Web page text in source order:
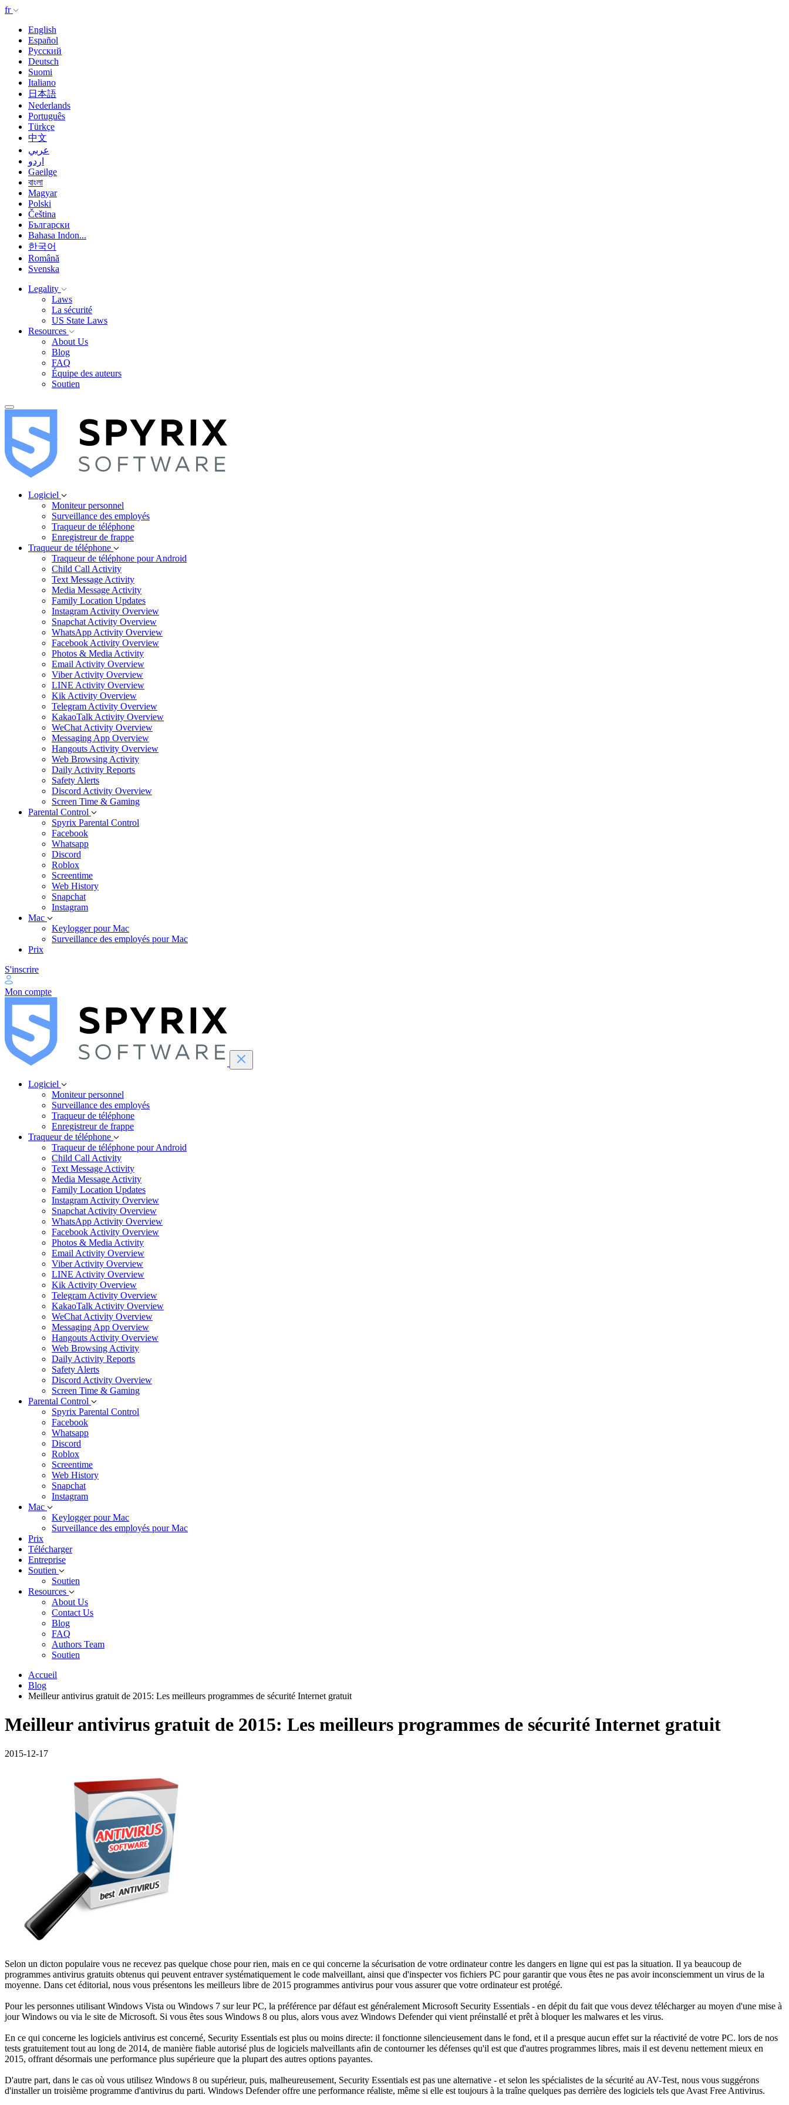
fr
English
Español
Русский
Deutsch
Suomi
Italiano
日本語
Nederlands
Português
Türkçe
中文
عربي
اردو
Gaeilge
বাংলা
Magyar
Polski
Čeština
Български
Bahasa Indon...
한국어
Română
Svenska
Legality
Laws
La sécurité
US State Laws
Resources
About Us
Blog
FAQ
Équipe des auteurs
Soutien
Logiciel
Moniteur personnel
Surveillance des employés
Traqueur de téléphone
Enregistreur de frappe
Traqueur de téléphone
Traqueur de téléphone pour Android
Child Call Activity
Text Message Activity
Media Message Activity
Family Location Updates
Instagram Activity Overview
Snapchat Activity Overview
WhatsApp Activity Overview
Facebook Activity Overview
Photos & Media Activity
Email Activity Overview
Viber Activity Overview
LINE Activity Overview
Kik Activity Overview
Telegram Activity Overview
KakaoTalk Activity Overview
WeChat Activity Overview
Messaging App Overview
Hangouts Activity Overview
Web Browsing Activity
Daily Activity Reports
Safety Alerts
Discord Activity Overview
Screen Time & Gaming
Parental Control
Spyrix Parental Control
Facebook
Whatsapp
Discord
Roblox
Screentime
Web History
Snapchat
Instagram
Mac
Keylogger pour Mac
Surveillance des employés pour Mac
Prix
S'inscrire
Mon compte
Logiciel
Moniteur personnel
Surveillance des employés
Traqueur de téléphone
Enregistreur de frappe
Traqueur de téléphone
Traqueur de téléphone pour Android
Child Call Activity
Text Message Activity
Media Message Activity
Family Location Updates
Instagram Activity Overview
Snapchat Activity Overview
WhatsApp Activity Overview
Facebook Activity Overview
Photos & Media Activity
Email Activity Overview
Viber Activity Overview
LINE Activity Overview
Kik Activity Overview
Telegram Activity Overview
KakaoTalk Activity Overview
WeChat Activity Overview
Messaging App Overview
Hangouts Activity Overview
Web Browsing Activity
Daily Activity Reports
Safety Alerts
Discord Activity Overview
Screen Time & Gaming
Parental Control
Spyrix Parental Control
Facebook
Whatsapp
Discord
Roblox
Screentime
Web History
Snapchat
Instagram
Mac
Keylogger pour Mac
Surveillance des employés pour Mac
Prix
Télécharger
Entreprise
Soutien
Soutien
Resources
About Us
Contact Us
Blog
FAQ
Authors Team
Soutien
Accueil
Blog
Meilleur antivirus gratuit de 2015: Les meilleurs programmes de sécurité Internet gratuit
Meilleur antivirus gratuit de 2015: Les meilleurs programmes de sécurité Internet gratuit
2015-12-17
Selon un dicton populaire vous ne recevez pas quelque chose pour rien, mais en ce qui concerne la sécurisation de votre ordinateur contre les dangers en ligne qui est pas la situation. Il ya beaucoup de
programmes antivirus gratuits obtenus qui peuvent entraver systématiquement le code malveillant, ainsi que d'inspecter vos fichiers PC pour garantir que vous êtes ne pas avoir inconsciemment un virus de la
moyenne. Dans cet éditorial, nous vous présentons les meilleurs libre de 2015 programmes antivirus pour vous assurer que votre ordinateur est protégé.
Pour les personnes utilisant Windows Vista ou Windows 7 sur leur PC, la préférence par défaut est généralement Microsoft Security Essentials - en dépit du fait que vous devez télécharger au moyen d'une mise à
jour Windows ou via le site de Microsoft. Si vous êtes sous Windows 8 ou plus, alors vous avez Windows Defender qui vient préinstallé et prêt à bloquer les malwares et les virus.
En ce qui concerne les logiciels antivirus est concerné, Security Essentials est plus ou moins directe: il fonctionne silencieusement dans le fond, et il a presque aucun effet sur la réactivité de votre PC. lors de nos
tests gratuitement tout au long de 2014, de manière fiable autorisé plus de logiciels malveillants afin de contourner les défenses qu'il est que d'autres programmes libres, mais il est devenu nettement mieux en
2015, offrant désormais une performance plus supérieure que la plupart des autres options payantes.
D'autre part, dans le cas où vous utilisez Windows 8 ou supérieur, puis, malheureusement, Security Essentials est pas une alternative - et selon les spécialistes de la sécurité au AV-Test, nous vous suggérons
d'installer un troisième programme d'antivirus du parti. Windows Defender offre une performance réaliste, même si elle est toujours à la traîne quelques pas derrière des logiciels tels que Avast Free Antivirus.